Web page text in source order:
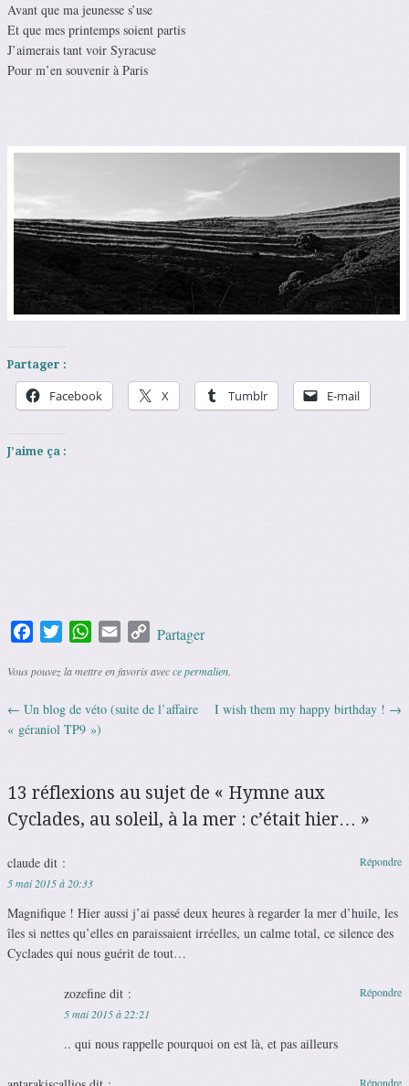
Avant que ma jeunesse s’use
Et que mes printemps soient partis
J’aimerais tant voir Syracuse
Pour m’en souvenir à Paris
Partager :
Facebook X Tumblr E-mail
J’aime ça :
FacebookTwitterWhatsApp
Email Copy
Partager
Vous pouvez la mettre en favoris avecce permalien
Navigation des articles
← Un blog de véto (suite de l’affaire
« géraniol TP9 »)
I wish them my happy birthday ! →
13 réflexions au sujet de « Hymne aux
Cyclades, au soleil, à la mer : c’était hier… »
claude dit :
5 mai 2015 à 20:33
Magnifique ! Hier aussi j’ai passé deux heures à regarder la mer d’huile, les
îles si nettes qu’elles en paraissaient irréelles, un calme total, ce silence des
Cyclades qui nous guérit de tout…
Répondre
zozefine dit :
5 mai 2015 à 22:21
.. qui nous rappelle pourquoi on est là, et pas ailleurs
Répondre
Répondre